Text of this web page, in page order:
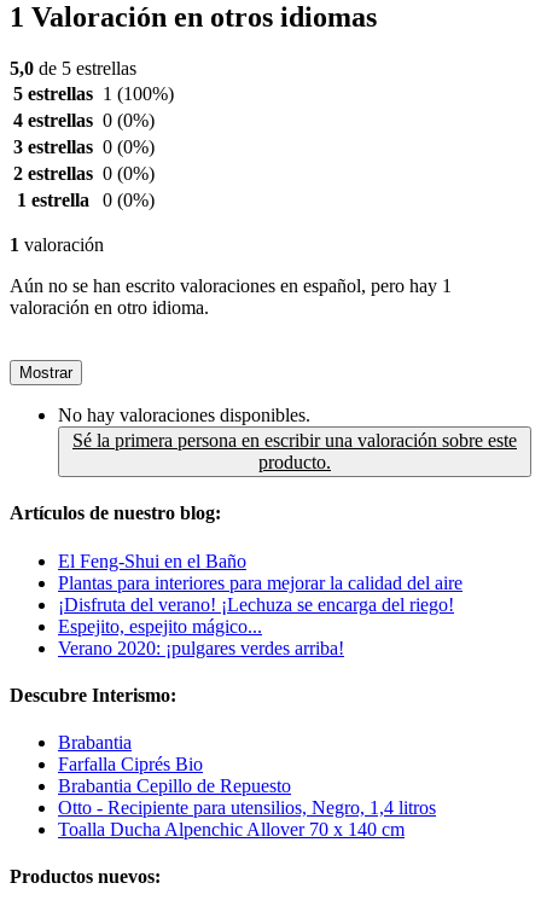
1 Valoración en otros idiomas
5,0 de 5 estrellas
5 estrellas 1 (100%)
4 estrellas 0 (0%)
3 estrellas 0 (0%)
2 estrellas 0 (0%)
1 estrella
0 (0%)
1 valoración
Aún no se han escrito valoraciones en español, pero hay 1
valoración en otro idioma.
Mostrar
No hay valoraciones disponibles.
Sé la primera persona en escribir una valoración sobre este
producto.
Artículos de nuestro blog:
El Feng-Shui en el Baño
Plantas para interiores para mejorar la calidad del aire
¡Disfruta del verano! ¡Lechuza se encarga del riego!
Espejito, espejito mágico...
Verano 2020: ¡pulgares verdes arriba!
Descubre Interismo:
Brabantia
Farfalla Ciprés Bio
Brabantia Cepillo de Repuesto
Otto - Recipiente para utensilios, Negro, 1,4 litros
Toalla Ducha Alpenchic Allover 70 x 140 cm
Productos nuevos: